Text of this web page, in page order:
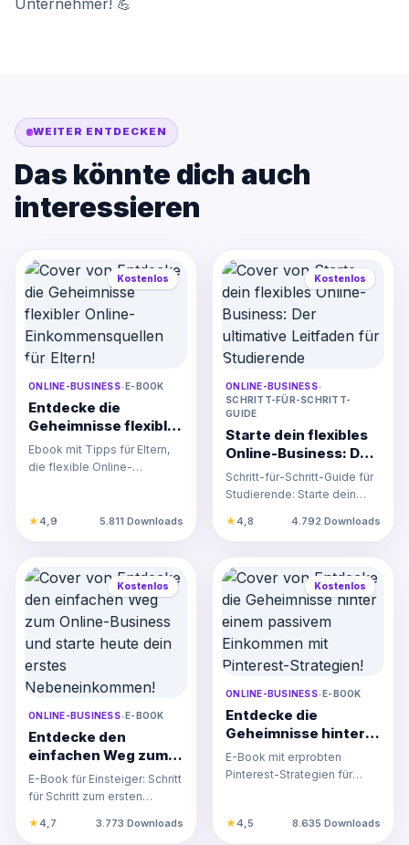
Unternehmer! 💪
WEITER ENTDECKEN
Das könnte dich auch
interessieren
Kostenlos
ONLINE-BUSINESS•E-BOOK
Entdecke die
Geheimnisse flexibler
Online-
Einkommensquellen
Ebook mit Tipps für Eltern,
die flexible Online-
★4,9 5.811 Downloads
Kostenlos
ONLINE-BUSINESS•
SCHRITT-FÜR-SCHRITT-
GUIDE
Starte dein flexibles
Online-Business: Der
ultimative Leitfaden
für Studierende
Schritt-für-Schritt-Guide für
Studierende: Starte dein
mit KI-Technologie…
★4,8 4.792 Downloads
Kostenlos
ONLINE-BUSINESS•E-BOOK
Entdecke den
einfachen Weg zum
Online-Business und
starte heute dein
Nebeneinkommen!
E-Book für Einsteiger: Schritt
für Schritt zum ersten
Online-Business. Praxisnah,
★4,7 3.773 Downloads
Kostenlos
ONLINE-BUSINESS•E-BOOK
Entdecke die
Geheimnisse hinter
einem passivem
Einkommen mit
E-Book mit erprobten
Pinterest-Strategien für
im…
★4,5 8.635 Downloads